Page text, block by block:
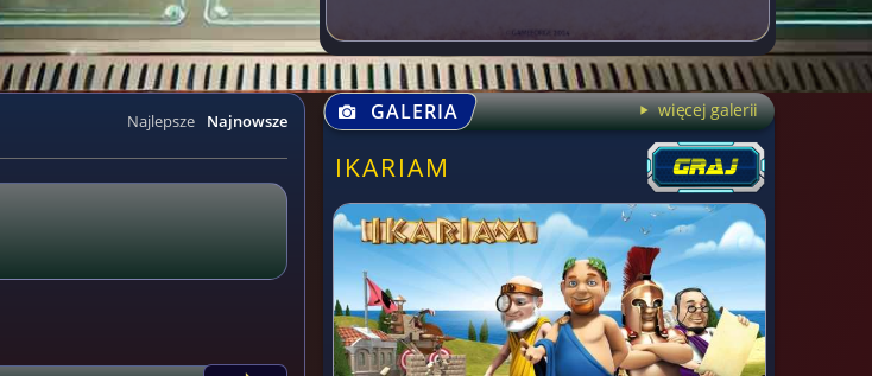
Najnowsze
Najlepsze GALERIA więcej galerii
IKARIAM